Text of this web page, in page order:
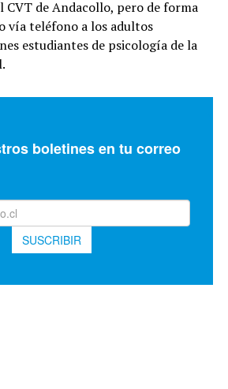
CVT de Andacollo, pero de forma
vía teléfono a los adultos
estudiantes de psicología de la